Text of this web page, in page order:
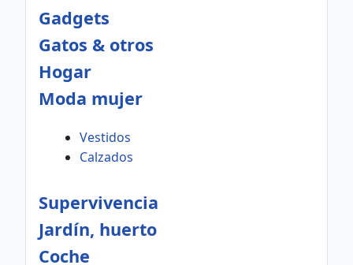
Gadgets
Gatos & otros
Hogar
Moda mujer
Vestidos
Calzados
Supervivencia
Jardín, huerto
Coche